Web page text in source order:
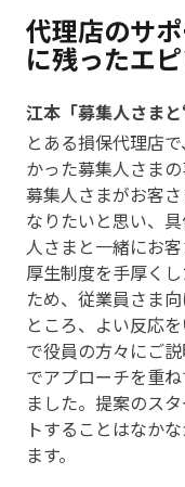
代理店のサ
に残ったエ
江本「募集人さま
とある損保代理店
かった募集人さまの
募集人さまがお客
なりたいと思い、
人さまと一緒にお
厚生制度を手厚く
ため、従業員さま
ところ、よい反応
で役員の方々にご
でアプローチを重
ました。提案のス
トすることはなか
ます。